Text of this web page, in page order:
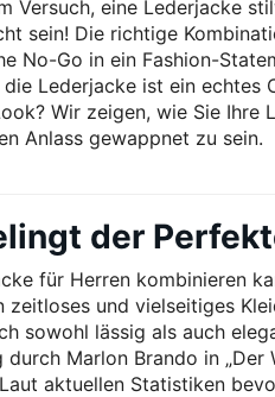
Versuch, eine Lederjacke
sein! Die richtige
No-Go in ein Fashion-
Lederjacke ist ein echtes
Wir zeigen, wie Sie Ihre
Anlass gewappnet zu sein.
der
für Herren kombinieren
zeitloses und vielseitiges
sowohl lässig als auch
Marlon Brando in „Der
aktuellen Statistiken